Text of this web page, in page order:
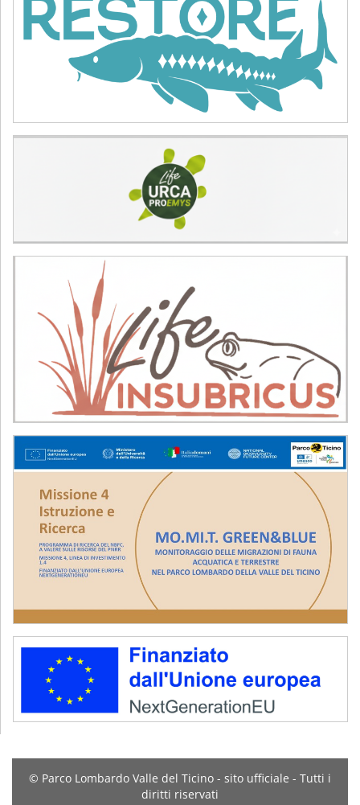
© Parco Lombardo Valle del Ticino - sito ufficiale - Tutti i
diritti riservati